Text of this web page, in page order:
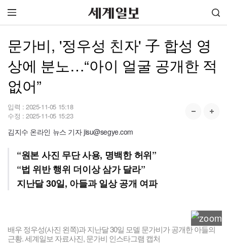
문가비, '정우성 친자' 子 합성 영
상에 분노…“아이 얼굴 공개한 적
없어”
입력 : 2025-11-05 15:18
수정 : 2025-11-05 15:23
김지수 온라인 뉴스 기자 jisu@segye.com
“원본 사진 무단 사용, 명백한 허위”
“법 위반 행위 더이상 삼가 달라”
지난달 30일, 아들과 일상 공개 여파
배우 정우성(사진 왼쪽)과 지난달 30일 모델 문가비가 공개한 아들의
근황. 세계일보 자료사진, 문가비 인스타그램 캡처